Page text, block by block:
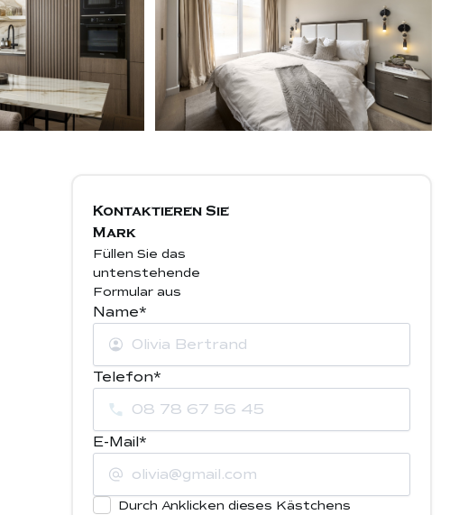
Kontaktieren Sie
Mark
Füllen Sie das
untenstehende
Formular aus
Name*
Telefon*
E-Mail*
Durch Anklicken dieses Kästchens